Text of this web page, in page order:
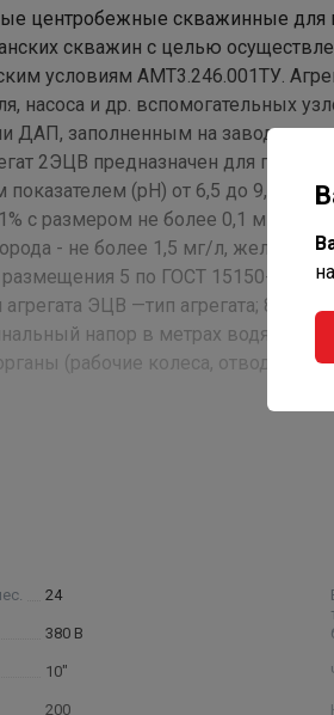
центробежные скважинные
скважин с целью
условиям АМТ3.246.001ТУ.
насоса и др. вспомогательных
ДАП, заполненным на заводе
2ЭЦВ предназначен для
(рН) от 6,5 до 9,5,
с размером не более 0,1 мм, с
- не более 1,5 мг/л, железа
размещения 5 по ГОСТ 15150-69.
ЭЦВ —тип агрегата; 8 —
напор в метрах водяного
(рабочие колеса, отводы))
24
380 В
10"
200